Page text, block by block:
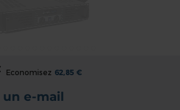
Economisez 62,85 €